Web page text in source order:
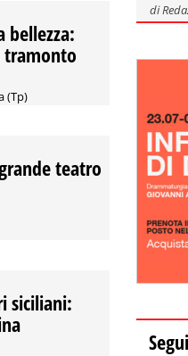
bellezza:
tramonto
(Tp)
teatro
siciliani:
di